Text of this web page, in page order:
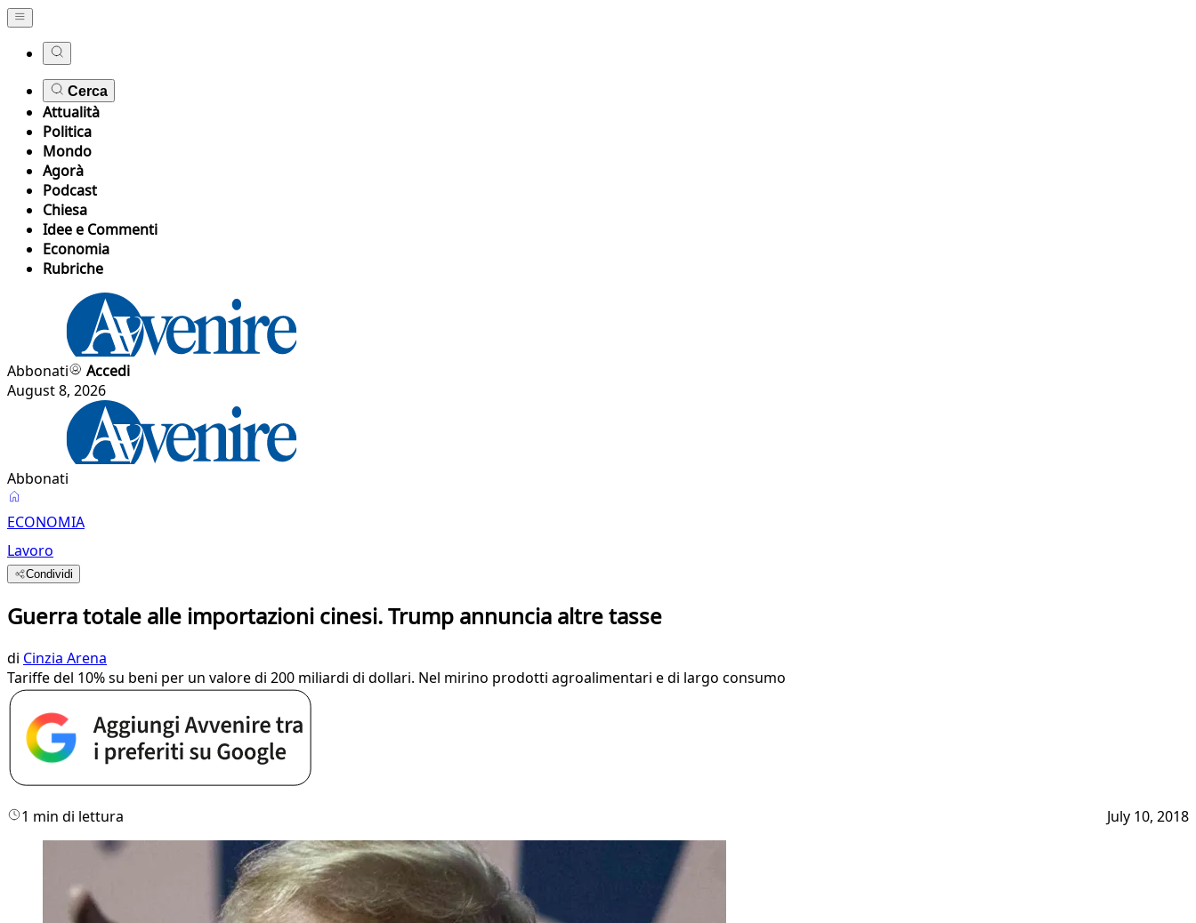
Cerca
Attualità
Politica
Mondo
Agorà
Podcast
Chiesa
Idee e Commenti
Economia
Rubriche
Abbonati
Accedi
August 8, 2026
Abbonati
ECONOMIA
Lavoro
Condividi
Guerra totale alle importazioni cinesi. Trump annuncia altre tasse
di Cinzia Arena
Tariffe del 10% su beni per un valore di 200 miliardi di dollari. Nel mirino prodotti agroalimentari e di largo consumo
1 min di lettura July 10, 2018